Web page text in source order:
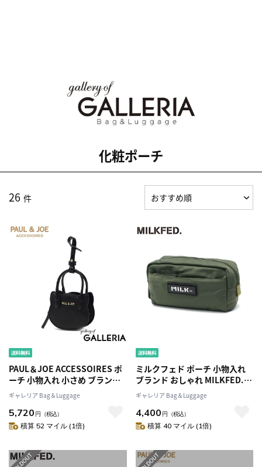
化粧ポーチ
26 件
PAUL＆JOE ACCESSOIRES ポ
ーチ 小物入れ 小さめ ブランド
可愛い おしゃれ ポールアンド
ジョー 猫 プレゼント ミニ かわ
いい オシャレ リップ 大人 推し
カラー SMALL BAG CHARM ね
ギャレリア Bag＆Luggage
5,720 円 （税込）
積算 52 マイル (1倍)
ミルクフェド ポーチ 小物入れ
ブランド おしゃれ MILKFED.
可愛い かわいい ペンケース 筆
箱 化粧ポーチ メイクポーチ マ
ルチポーチ 旅行 軽量 軽い レデ
ィース 高校生 女性 大人 シンプ
ギャレリア Bag＆Luggage
4,400 円 （税込）
積算 40 マイル (1倍)